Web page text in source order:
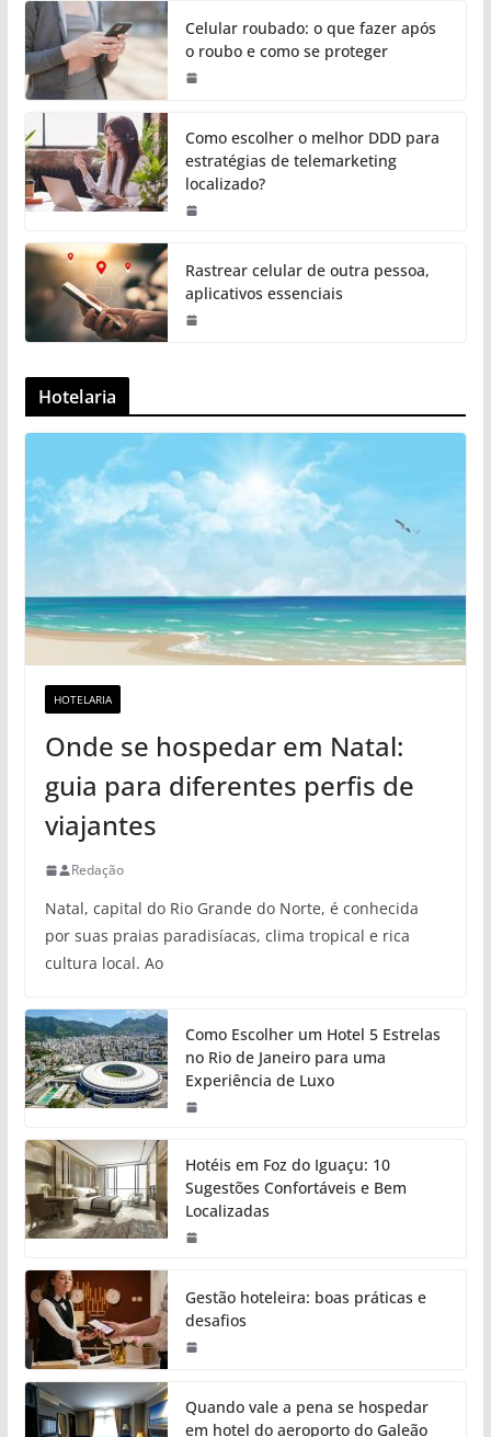
Celular roubado: o que fazer após
o roubo e como se proteger
Como escolher o melhor DDD para
estratégias de telemarketing
localizado?
Rastrear celular de outra pessoa,
aplicativos essenciais
Hotelaria
HOTELARIA
Onde se hospedar em Natal:
guia para diferentes perfis de
viajantes
Redação
Natal, capital do Rio Grande do Norte, é conhecida
por suas praias paradisíacas, clima tropical e rica
cultura local. Ao
Como Escolher um Hotel 5 Estrelas
no Rio de Janeiro para uma
Experiência de Luxo
Hotéis em Foz do Iguaçu: 10
Sugestões Confortáveis e Bem
Localizadas
Gestão hoteleira: boas práticas e
desafios
Quando vale a pena se hospedar
em hotel do aeroporto do Galeão